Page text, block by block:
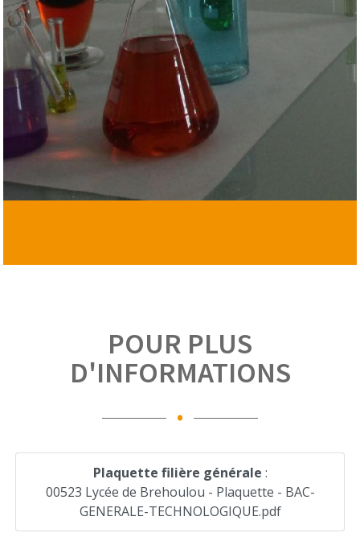
POUR PLUS
D'INFORMATIONS
.
Plaquette filière générale :
00523 Lycée de Brehoulou - Plaquette - BAC-
GENERALE-TECHNOLOGIQUE.pdf